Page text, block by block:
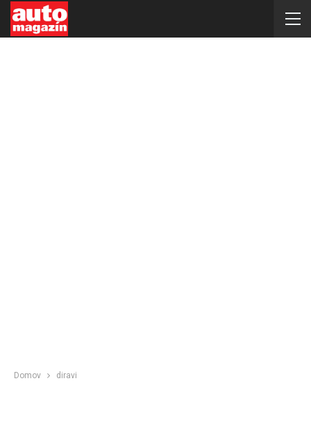
Domov diravi